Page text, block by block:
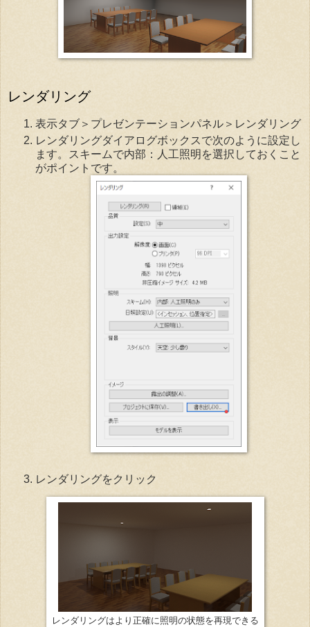
レンダリング
表示タブ＞プレゼンテーションパネル＞レンダリング
レンダリングダイアログボックスで次のように設定し
ます。スキームで内部：人工照明を選択しておくこと
がポイントです。
レンダリングをクリック
レンダリングはより正確に照明の状態を再現できる